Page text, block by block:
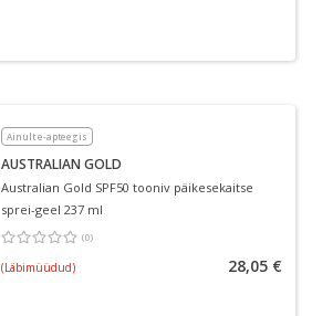
Ainult e-apteegis
AUSTRALIAN GOLD
Australian Gold SPF50 tooniv päikesekaitse
sprei-geel 237 ml
(0)
Keskmine hinnang 0.00
(Läbimüüdud) 28,05 €